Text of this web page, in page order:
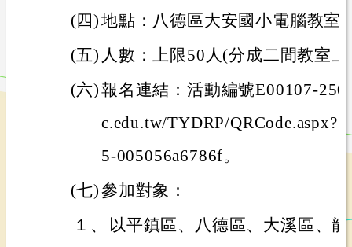
(四)地點：八德區大安國小電腦教室
(五) 人數：上限50人(分成二間教室
(六)報名連結：活動編號E00107-
c.edu.tw/TYDRP/
5-005056a6786f。
(七)參加對象：
１、
以平鎮區、八德區、大溪區、